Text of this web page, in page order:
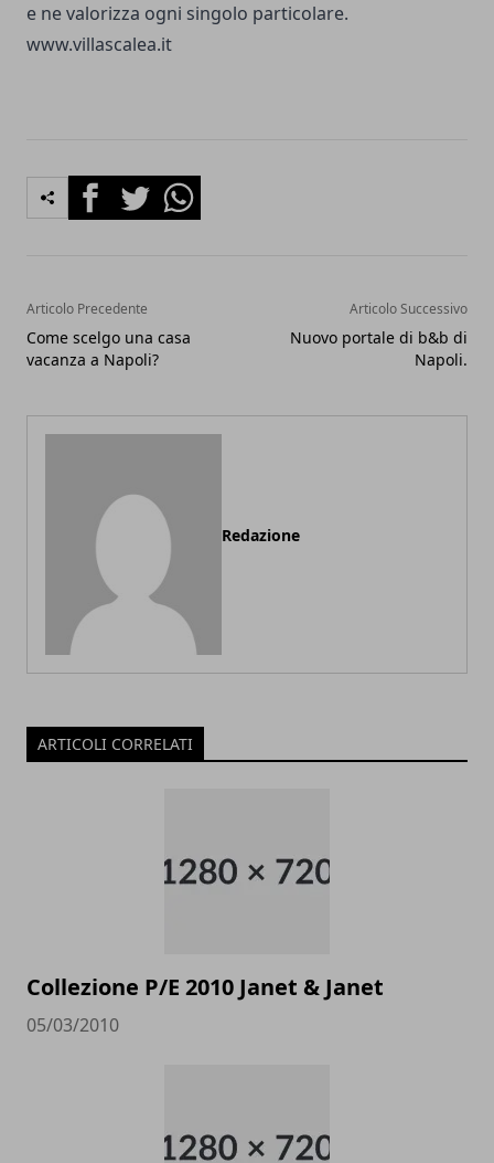
e ne valorizza ogni singolo particolare.
www.villascalea.it
FacebookTwitterWhatsapp
Articolo Precedente
Come scelgo una casa
vacanza a Napoli?
Articolo Successivo
Nuovo portale di b&b di
Napoli.
Redazione
ARTICOLI CORRELATI
Collezione P/E 2010 Janet & Janet
05/03/2010